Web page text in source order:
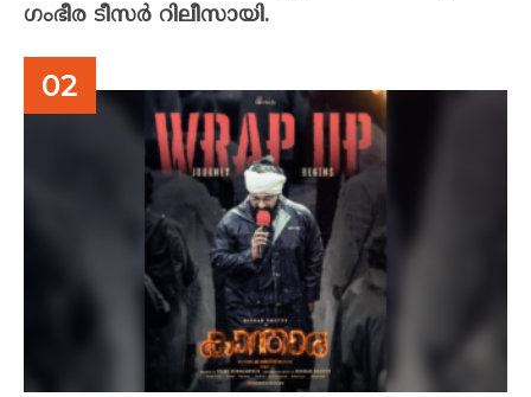
ഗംഭീര ടീസർ റിലീസായി.